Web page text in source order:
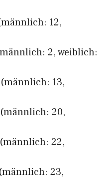
12,
2, weiblich:
13,
20,
22,
23,